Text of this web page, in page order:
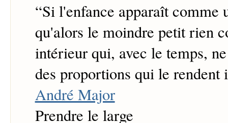
“Si l'enfance apparaît comme
qu'alors le moindre petit rien
intérieur qui, avec le temps,
des proportions qui le rendent
André Major
Prendre le large